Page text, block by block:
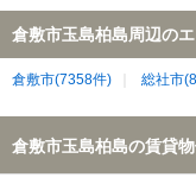
倉敷市玉島柏島周辺の
倉敷市(7358件) 総社市
倉敷市玉島柏島の賃貸